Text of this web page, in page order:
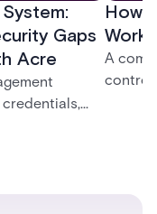
Gaps
Acre
control
How
A
control